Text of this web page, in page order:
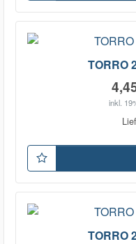
TORRO
inkl.
TORRO